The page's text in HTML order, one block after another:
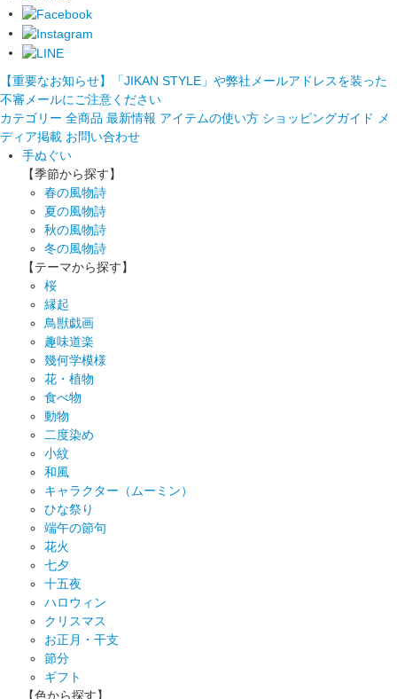
【重要なお知らせ】「JIKAN STYLE」や弊社メールアドレスを装った
不審メールにご注意ください
カテゴリー 全商品 最新情報 アイテムの使い方 ショッピングガイド
メ
ディア掲載 お問い合わせ
手ぬぐい
【季節から探す】
春の風物詩
夏の風物詩
秋の風物詩
冬の風物詩
【テーマから探す】
桜
縁起
鳥獣戯画
趣味道楽
幾何学模様
花・植物
食べ物
動物
二度染め
小紋
和風
キャラクター（ムーミン）
ひな祭り
端午の節句
花火
七夕
十五夜
ハロウィン
クリスマス
お正月・干支
節分
ギフト
【色から探す】